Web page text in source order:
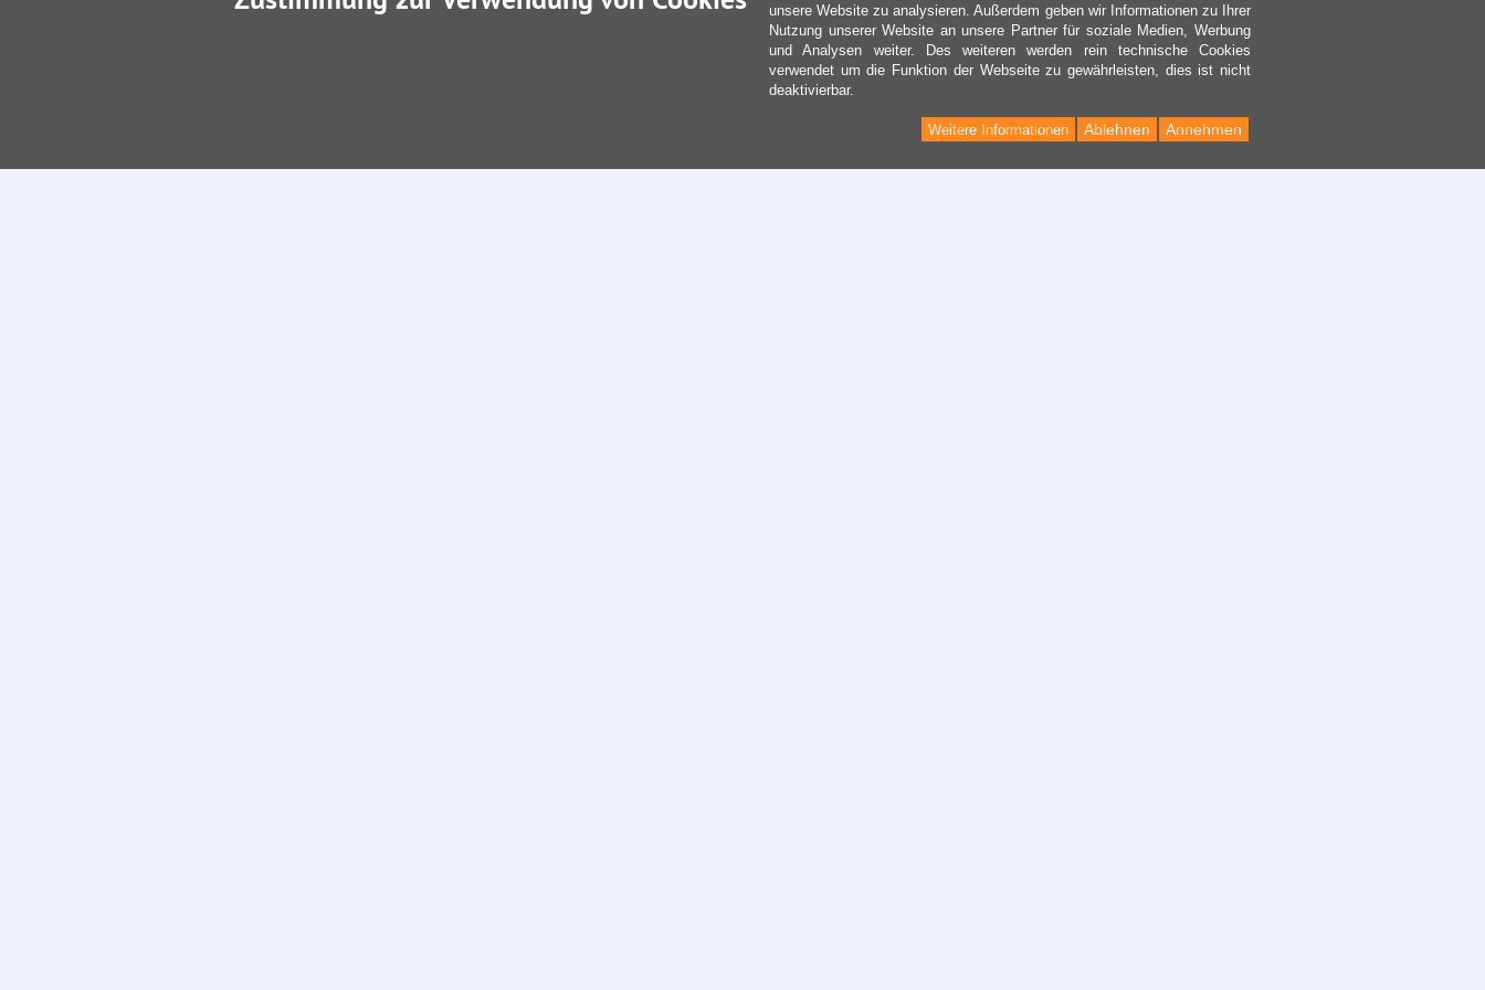
unsere Website zu analysieren. Außerdem geben wir Informationen zu Ihrer
Nutzung unserer Website an unsere Partner für soziale Medien, Werbung
und Analysen weiter. Des weiteren werden rein technische Cookies
verwendet um die Funktion der Webseite zu gewährleisten, dies ist nicht
deaktivierbar.
Annehmen
Ablehnen
Weitere Informationen